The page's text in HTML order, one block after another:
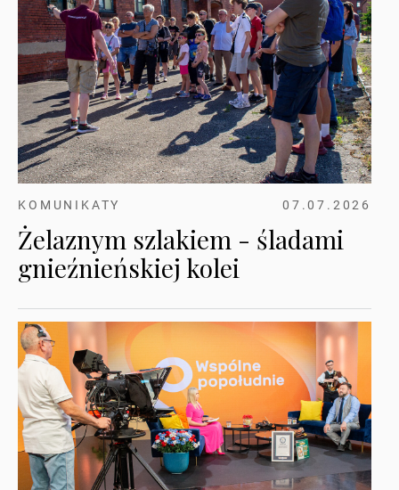
KOMUNIKATY 07.07.2026
Żelaznym szlakiem - śladami
gnieźnieńskiej kolei